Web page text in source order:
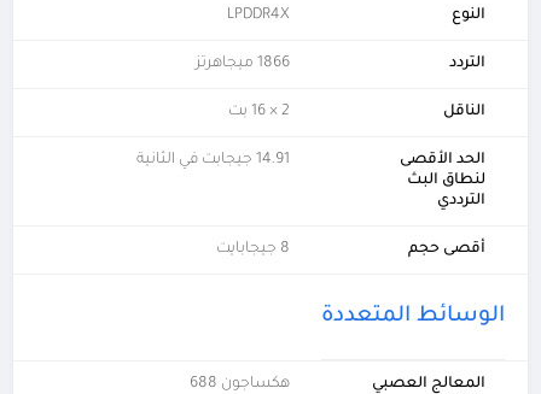
النوع LPDDR4X
التردد 1866 ميجاهرتز
الناقل 2 × 16 بت
الحد الأقصى
لنطاق البث
الترددي
14.91 جيجابت في الثانية
أقصى حجم 8 جيجابايت
الوسائط المتعددة
المعالج العصبي
هكساجون 688